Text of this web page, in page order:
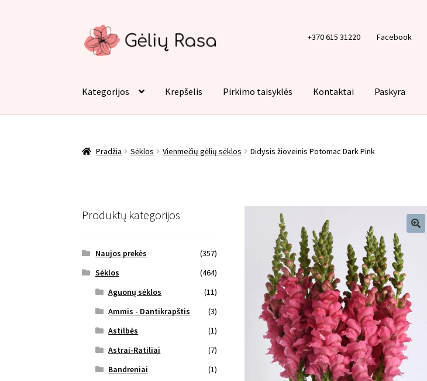
Pereiti
prie
meniu
Pereiti
prie
turinio
+370 615 31220 Facebook
Kategorijos Krepšelis Pirkimo taisyklės Kontaktai Paskyra
Pradžia Sėklos Vienmečių gėlių sėklos Didysis žioveinis Potomac Dark Pink
Produktų kategorijos
Naujos prekės
(357)
Sėklos
(464)
Aguonų sėklos
(11)
Ammis - Dantikrapštis
(3)
Astilbės
(1)
Astrai-Ratiliai
(7)
Bandreniai
(1)